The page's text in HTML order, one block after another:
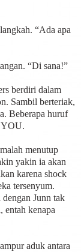
“Ada apa
“Di sana!”
berdiri dalam
Sambil berteriak,
Beberapa huruf
YOU.
menutup
yakin ia akan
karena shock
tersenyum.
Junn tak
entah kenapa
aduk antara